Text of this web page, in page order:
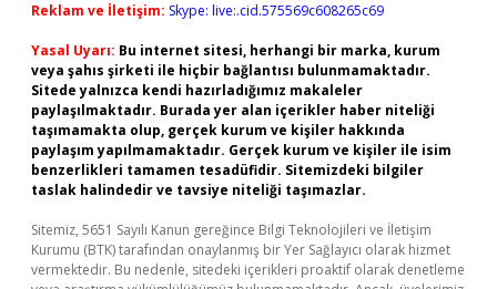
Reklam ve İletişim: Skype: live:.cid.575569c608265c69
Yasal Uyarı: Bu internet sitesi, herhangi bir marka, kurum
veya şahıs şirketi ile hiçbir bağlantısı bulunmamaktadır.
Sitede yalnızca kendi hazırladığımız makaleler
paylaşılmaktadır. Burada yer alan içerikler haber niteliği
taşımamakta olup, gerçek kurum ve kişiler hakkında
paylaşım yapılmamaktadır. Gerçek kurum ve kişiler ile isim
benzerlikleri tamamen tesadüfidir. Sitemizdeki bilgiler
taslak halindedir ve tavsiye niteliği taşımazlar.
Sitemiz, 5651 Sayılı Kanun gereğince Bilgi Teknolojileri ve İletişim
Kurumu (BTK) tarafından onaylanmış bir Yer Sağlayıcı olarak hizmet
vermektedir. Bu nedenle, sitedeki içerikleri proaktif olarak denetleme